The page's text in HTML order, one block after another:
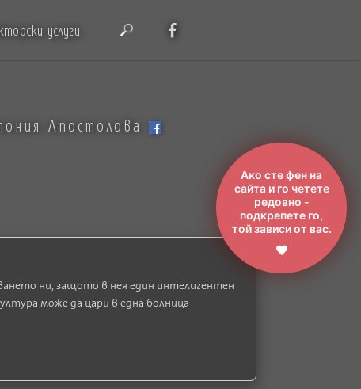
услуги
Апостолова
ни, защото в нея един интелигентен
може да цари в една болница
Ако сте фен на
сайта и го четете
редовно -
подкрепете го,
той зависи от вас.